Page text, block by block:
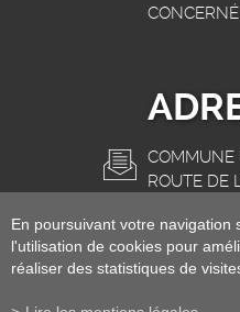
CONCERNÉ.
COMMUNE
ROUTE DE
En poursuivant votre navigation
l'utilisation de cookies pour
réaliser des statistiques de